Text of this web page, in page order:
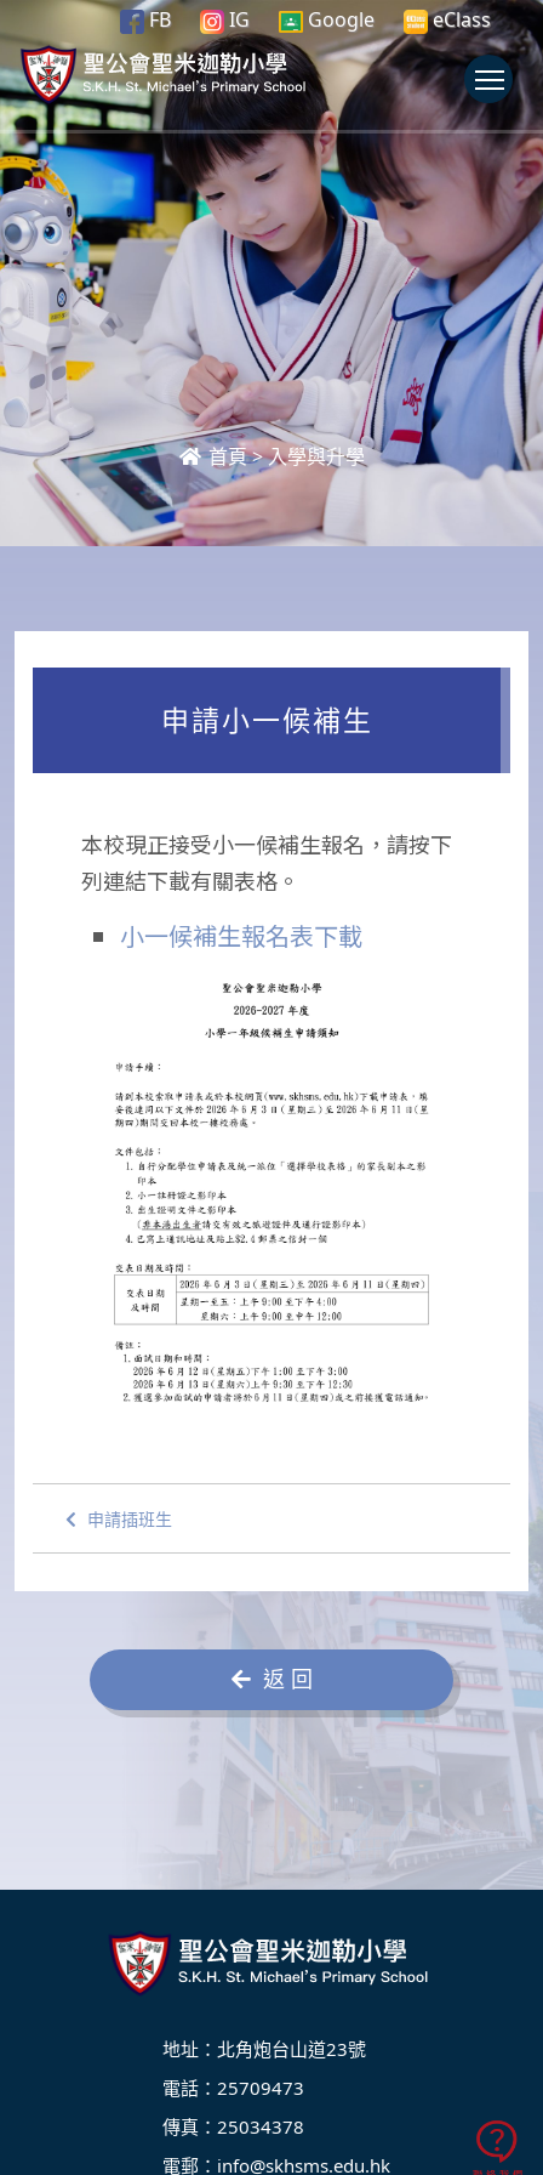
FB IG Google eClass
首頁>入學與升學
申請小一候補生
本校現正接受小一候補生報名，請按下
列連結下載有關表格。
小一候補生報名表下載
申請插班生
返 回
地址：北角炮台山道23號
電話：25709473
傳真：25034378
電郵： info@skhsms.edu.hk